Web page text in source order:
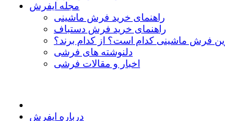
مجله ایفرش
راهنمای خرید فرش ماشینی
راهنمای خرید فرش دستباف
فرش ماشینی کدام است؟ از کدام برند؟
دلنوشته های فرشی
اخبار و مقالات فرشی
درباره ایفرش